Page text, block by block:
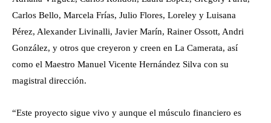
Carlos Bello, Marcela Frías, Julio Flores, Loreley y Luisana
Pérez, Alexander Livinalli, Javier Marín, Rainer Ossott, Andri
González, y otros que creyeron y creen en La Camerata, así
como el Maestro Manuel Vicente Hernández Silva con su
magistral dirección.
“Este proyecto sigue vivo y aunque el músculo financiero es